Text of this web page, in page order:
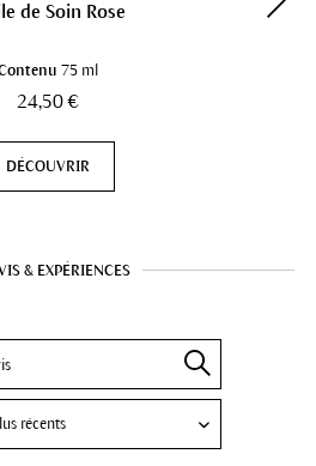
de Soin Rose
75 ml
24,50 €
DÉCOUVRIR
& EXPÉRIENCES